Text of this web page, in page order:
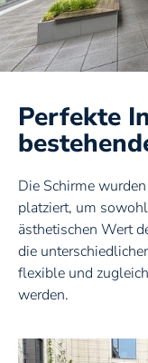
Garagentore
Rollladen
Perfekte
Die Schirme
platziert, um
ästhetischen Wert
die
flexible und
werden.